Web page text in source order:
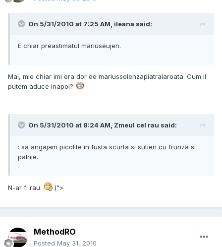
On 5/31/2010 at 7:25 AM, ileana said:
E chiar preastimatul mariuseujen.
Mai, mie chiar imi era dor de mariussolenzapiatralaroata. Cum il
putem aduce inapoi?
On 5/31/2010 at 8:24 AM, Zmeul cel rau said:
: sa angajam picolite in fusta scurta si sutien cu frunza si
palnie.
N-ar fi rau. )">
MethodRO
Posted May 31, 2010